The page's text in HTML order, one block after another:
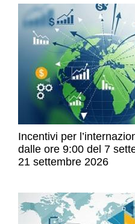
Incentivi per
dalle ore 9:00 del 7
21 settembre 2026